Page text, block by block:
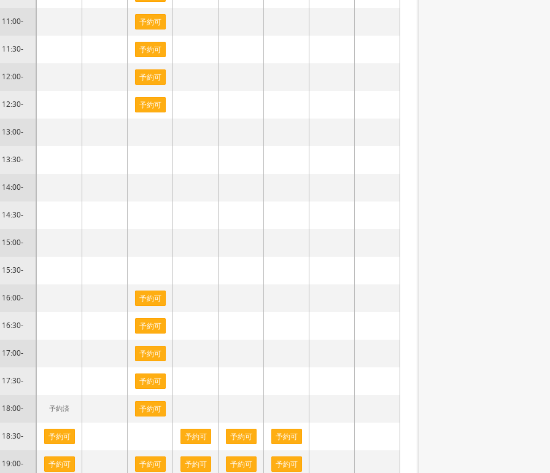
11:00-
11:30-
12:00-
12:30-
13:00-
13:30-
14:00-
14:30-
15:00-
15:30-
16:00-
16:30-
17:00-
17:30-
18:00-
18:30-
19:00-
予約済
予約可
予約可
予約可
予約可
予約可
予約可
予約可
予約可
予約可
予約可
予約可
予約可
予約可
予約可
予約可
予約可
予約可
予約可